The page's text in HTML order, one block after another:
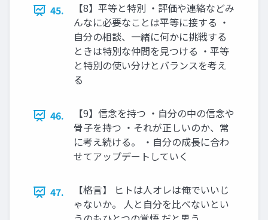
45.
【8】平等と特別 ・評価や連絡などみ
んなに必要なことは平等に接する ・
自分の相談、一緒に何かに挑戦する
ときは特別な仲間を見つける ・平等
と特別の使い分けとバランスを考え
る
46.
【9】信念を持つ ・自分の中の信念や
骨子を持つ ・それが正しいのか、常
に考え続ける。 ・自分の成長に合わ
せてアップデートしていく
47.
【格言】 ヒトは人オレは俺でいいじ
ゃないか。 人と自分を比べないとい